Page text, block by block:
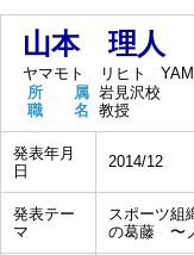
山本 理人
ヤマモト リヒト
所 属 岩見沢校
職 名 教授
発表年月
日
2014/12
発表テー
マ
スポーツ組
の葛藤 〜